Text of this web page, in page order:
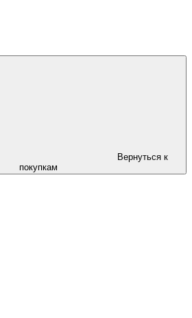
Вернуться к
покупкам